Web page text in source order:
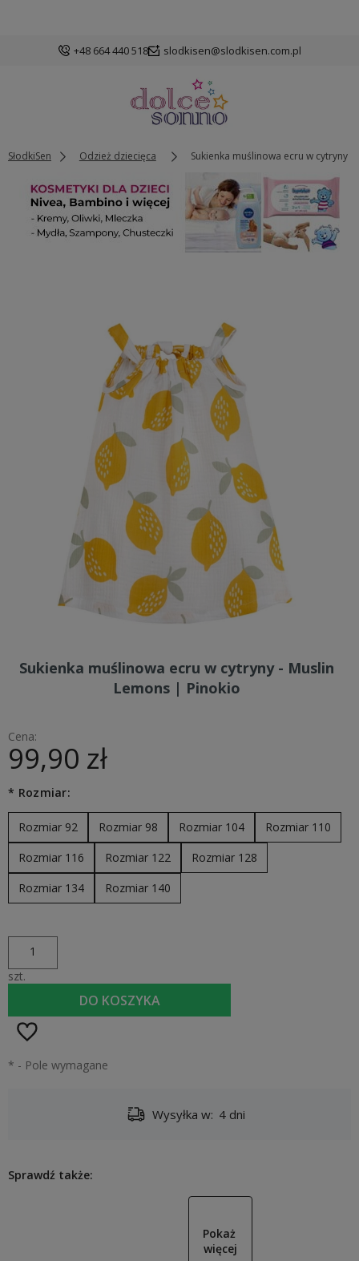
+48 664 440 518 slodkisen@slodkisen.com.pl
SłodkiSen Odzież dziecięca Sukienka muślinowa ecru w cytryny
Sukienka muślinowa ecru w cytryny - Muslin
Lemons | Pinokio
Cena:
99,90 zł
* Rozmiar:
Rozmiar 92 Rozmiar 98 Rozmiar 104
Rozmiar 110
Rozmiar 116
Rozmiar 122
Rozmiar 128
Rozmiar 134
Rozmiar 140
szt.
DO KOSZYKA
* - Pole wymagane
Wysyłka w: 4 dni
Sprawdź także:
Pokaż
więcej